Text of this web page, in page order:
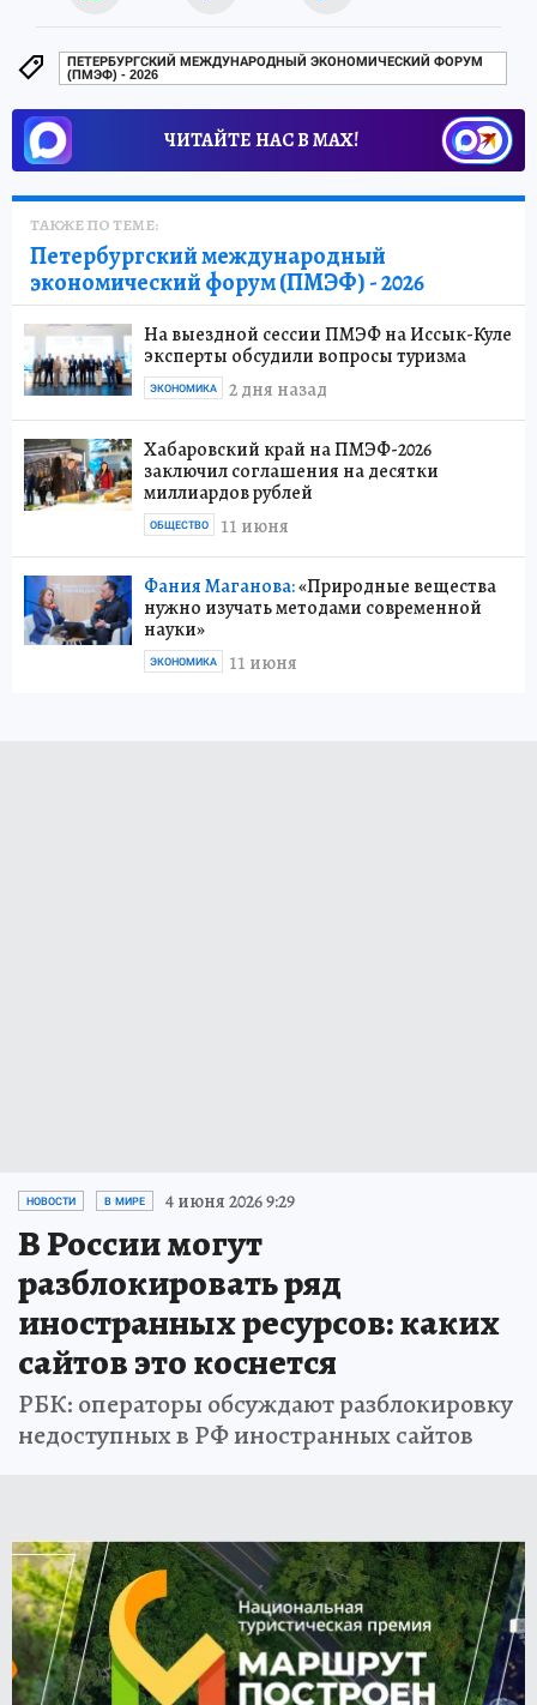
ПЕТЕРБУРГСКИЙ МЕЖДУНАРОДНЫЙ ЭКОНОМИЧЕСКИЙ ФОРУМ
(ПМЭФ) - 2026
ЧИТАЙТЕ НАС В МАХ!
ТАКЖЕ ПО ТЕМЕ:
Петербургский международный
экономический форум (ПМЭФ) - 2026
На выездной сессии ПМЭФ на Иссык-Куле
эксперты обсудили вопросы туризма
2 дня назад
ЭКОНОМИКА
Хабаровский край на ПМЭФ-2026
заключил соглашения на десятки
миллиардов рублей
11 июня
ОБЩЕСТВО
Фания Маганова:«Природные вещества
нужно изучать методами современной
науки»
11 июня
ЭКОНОМИКА
НОВОСТИ В МИРЕ 4 июня 2026 9:29
В России могут
разблокировать ряд
иностранных ресурсов: каких
сайтов это коснется
РБК: операторы обсуждают разблокировку
недоступных в РФ иностранных сайтов